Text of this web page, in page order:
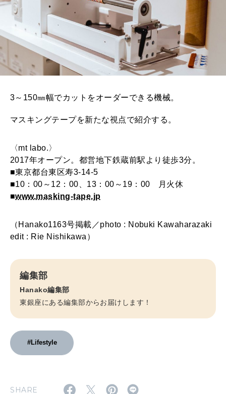
3～150㎜幅でカットをオーダーできる機械。
マスキングテープを新たな視点で紹介する。
〈mt labo.〉
2017年オープン。都営地下鉄蔵前駅より徒歩3分。
■東京都台東区寿3-14-5
■10：00～12：00、13：00～19：00 月火休
■www.masking-tape.jp
（Hanako1163号掲載／photo : Nobuki Kawaharazaki
edit : Rie Nishikawa）
編集部
Hanako編集部
東銀座にある編集部からお届けします！
#Lifestyle
SHARE